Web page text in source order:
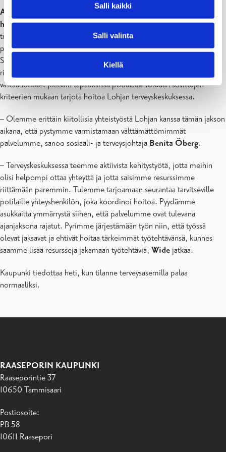
Salli kaikki
Salli valinta
Kiellä
Asukkaille tilanne tarkoittaa sitä, että jossain tapauksissa
hoitoa voidaan tarjota Lohjan terveyskeskuksessa.Asukkaiden
tulee ottaa yhteyttä Raaseporin terveyskeskukseen tavalliseen tapaan
puhelimitse ja valita soittaessaan Karjaan tai Tammisaaren.
Sairaanhoitaja arvioi hoidontarpeen tavalliseen tapaan ja voi asiasta
riippuen ohjata eri ammattilaisten, etälääkärin tai lääkärin
vastaanotolle. Joissain tapauksissa potilaalle voidaan sovittujen
kriteerien mukaan tarjota hoitoa Lohjan terveyskeskuksessa.
– Olemme erittäin kiitollisia yhteistyöstä Lohjan kanssa tämän jakson
aikana, että pystymme varmistamaan välttämättömimmät
palvelumme, sanoo sosiaali- ja terveysjohtaja Benita Öberg.
– Terveyskeskuksessa teemme aktiivista kehitystyötä, jotta meihin
olisi helpompi ottaa yhteyttä ja jotta saisimme resurssimme
riittämään paremmin. Tulemme tarjoamaan seurantaa tarvitseville
potilaille yhteyshenkilön, joka koordinoi hoitoa. Pyydämme
asukkailta ymmärrystä siihen, että palvelumme ovat tulevana
ajanjaksona rajatut. Pyrimme järjestämään työn niin, että työssä
olevat jaksavat ja ehtivät hoitaa tärkeimmät työtehtävänsä, kunnes
saamme lisää resursseja jakamaan työtehtäviä, Wide jatkaa.
Kaupunki tiedottaa heti, kun tilanne terveysasemilla palaa
normaaliksi.
RAASEPORIN KAUPUNKI
Raaseporintie 37
10650 Tammisaari
Postiosoite:
PB 58
10611 Raasepori